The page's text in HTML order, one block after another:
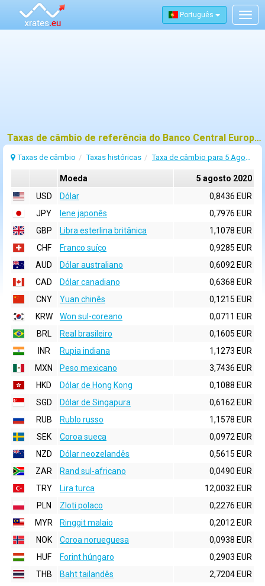
Português
Taxas de câmbio de referência do Banco Central Europeu (BCE) para 5 agosto 2020
Taxas de câmbio Taxas históricas Taxa de câmbio para 5 Agosto 2020
Moeda
5 agosto 2020
USD
Dólar
0,8436 EUR
JPY
Iene japonês
0,7976 EUR
GBP
Libra esterlina britânica
1,1078 EUR
CHF
Franco suíço
0,9285 EUR
AUD
Dólar australiano
0,6092 EUR
CAD
Dólar canadiano
0,6368 EUR
CNY
Yuan chinês
0,1215 EUR
KRW
Won sul-coreano
0,0711 EUR
BRL
Real brasileiro
0,1605 EUR
INR
Rupia indiana
1,1273 EUR
MXN
Peso mexicano
3,7436 EUR
HKD
Dólar de Hong Kong
0,1088 EUR
SGD
Dólar de Singapura
0,6162 EUR
RUB
Rublo russo
1,1578 EUR
SEK
Coroa sueca
0,0972 EUR
NZD
Dólar neozelandês
0,5615 EUR
ZAR
Rand sul-africano
0,0490 EUR
TRY
Lira turca
12,0032 EUR
PLN
Zloti polaco
0,2276 EUR
MYR
Ringgit malaio
0,2012 EUR
NOK
Coroa norueguesa
0,0938 EUR
HUF
Forint húngaro
0,2903 EUR
THB
Baht tailandês
2,7204 EUR